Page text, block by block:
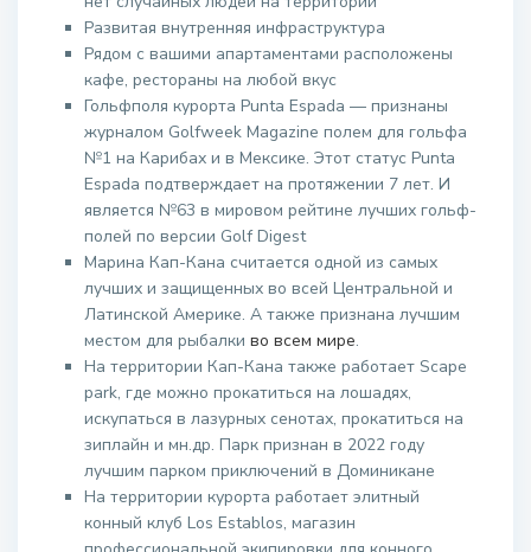
Развитая внутренняя инфраструктура
Рядом с вашими апартаментами расположены
кафе, рестораны на любой вкус
Гольфполя курорта Punta Espada — признаны
журналом Golfweek Magazine полем для гольфа
№1 на Карибах и в Мексике. Этот статус Punta
Espada подтверждает на протяжении 7 лет. И
является №63 в мировом рейтине лучших гольф-
полей по версии Golf Digest
Марина Кап-Кана считается одной из самых
лучших и защищенных во всей Центральной и
Латинской Америке. А также признана лучшим
местом для рыбалки во всем мире.
На территории Кап-Кана также работает Scape
park, где можно прокатиться на лошадях,
искупаться в лазурных сенотах, прокатиться на
зиплайн и мн.др. Парк признан в 2022 году
лучшим парком приключений в Доминикане
На территории курорта работает элитный
конный клуб Los Establos, магазин